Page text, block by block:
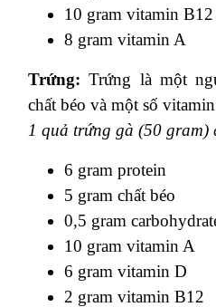
10 gram vitamin B12
8 gram vitamin A
Trứng:Trứng là một
chất béo và một số
1 quả trứng gà (50 gram)
6 gram protein
5 gram chất béo
0,5 gram
10 gram vitamin A
6 gram vitamin D
2 gram vitamin B12